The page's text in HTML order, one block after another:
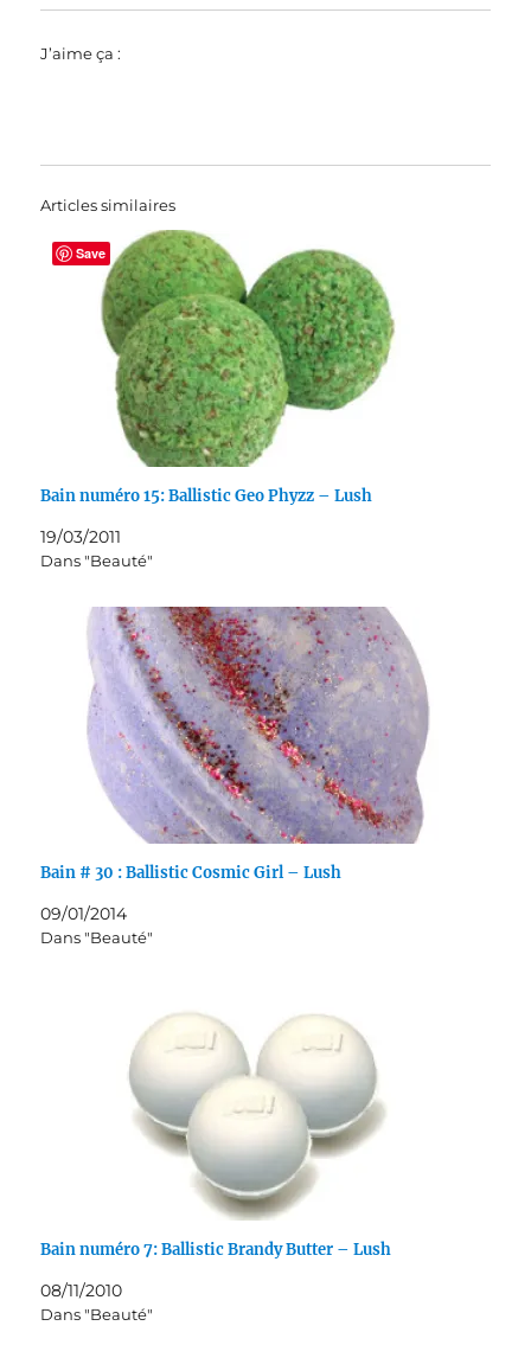
J’aime ça :
Articles similaires
Bain numéro 15: Ballistic Geo Phyzz – Lush
19/03/2011
Dans "Beauté"
Bain # 30 : Ballistic Cosmic Girl – Lush
09/01/2014
Dans "Beauté"
Bain numéro 7: Ballistic Brandy Butter – Lush
08/11/2010
Dans "Beauté"
Save